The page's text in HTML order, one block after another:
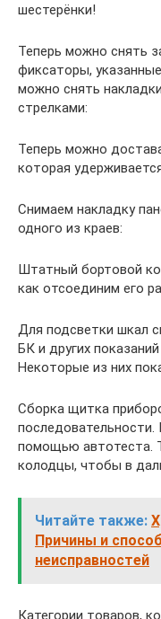
шестерёнки!
Теперь можно снять
фиксаторы,
можно снять
стрелками:
Теперь можно
которая
Снимаем накладку
одного из краев:
Штатный бортовой
как отсоединим его
Для подсветки шкал
БК и других
Некоторые из них
Сборка щитка
помощью автотеста.
колодцы, чтобы в
Читайте также:
Причины и
неисправностей
Категории товаров,